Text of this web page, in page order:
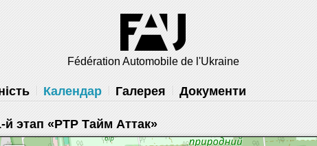
Fédération Automobile de l'Ukraine
Календар Галерея Документи
й этап «РТР Тайм Аттак»